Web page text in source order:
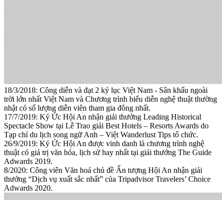
18/3/2018: Công diễn và đạt 2 kỷ lục Việt Nam - Sân khấu ngoài
trời lớn nhất Việt Nam và Chương trình biểu diễn nghệ thuật thường
nhật có số lượng diễn viên tham gia đông nhất.
17/7/2019: Ký Ức Hội An nhận giải thưởng Leading Historical
Spectacle Show tại Lễ Trao giải Best Hotels – Resorts Awards do
Tạp chí du lịch song ngữ Anh – Việt Wanderlust Tips tổ chức.
26/9/2019: Ký Ức Hội An được vinh danh là chương trình nghệ
thuật có giá trị văn hóa, lịch sử hay nhất tại giải thưởng The Guide
Adwards 2019.
8/2020: Công viên Văn hoá chủ đề Ấn tượng Hội An nhận giải
thưởng “Dịch vụ xuất sắc nhất” của Tripadvisor Travelers’ Choice
Adwards 2020.